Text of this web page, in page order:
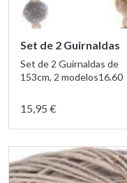
Set de 2 Guirnaldas
Set de 2 Guirnaldas de
153cm, 2 modelos16.60
15,95 €